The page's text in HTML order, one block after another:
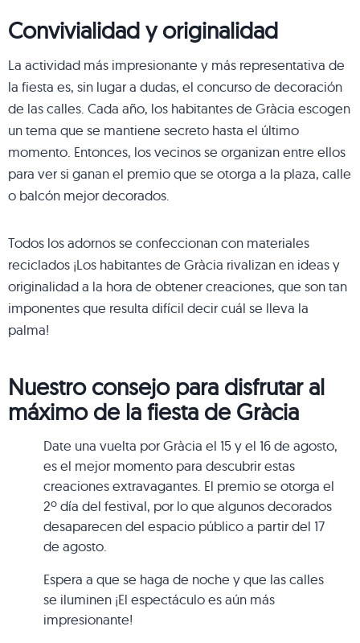
Convivialidad y originalidad
La actividad más impresionante y más representativa de
la fiesta es, sin lugar a dudas, el concurso de decoración
de las calles. Cada año, los habitantes de Gràcia escogen
un tema que se mantiene secreto hasta el último
momento. Entonces, los vecinos se organizan entre ellos
para ver si ganan el premio que se otorga a la plaza, calle
o balcón mejor decorados.
Todos los adornos se confeccionan con materiales
reciclados ¡Los habitantes de Gràcia rivalizan en ideas y
originalidad a la hora de obtener creaciones, que son tan
imponentes que resulta difícil decir cuál se lleva la
palma!
Nuestro consejo para disfrutar al
máximo de la fiesta de Gràcia
Date una vuelta por Gràcia el 15 y el 16 de agosto,
es el mejor momento para descubrir estas
creaciones extravagantes. El premio se otorga el
2º día del festival, por lo que algunos decorados
desaparecen del espacio público a partir del 17
de agosto.
Espera a que se haga de noche y que las calles
se iluminen ¡El espectáculo es aún más
impresionante!